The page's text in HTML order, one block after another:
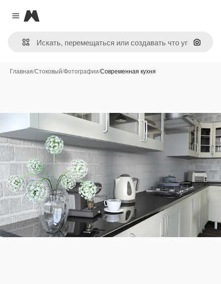
Close menu
Magnific
Поиск
Главная/Стоковый/Фотографии/Современная кухня